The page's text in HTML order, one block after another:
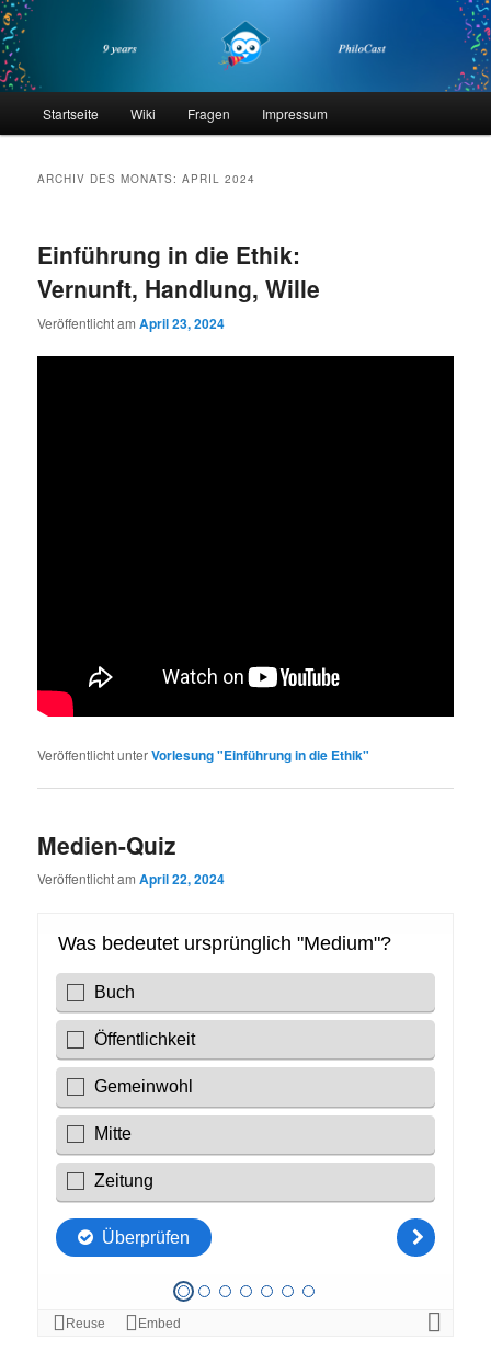
Zum
primären
Inhalt
springen
Zum
sekundären
Inhalt
springenphilocast
Startseite Wiki Fragen Impressum
ARCHIV DES MONATS:APRIL 2024
Einführung in die Ethik:
Vernunft, Handlung, Wille
Veröffentlicht amApril 23, 2024
Veröffentlicht unterVorlesung "Einführung in die Ethik"
Medien-Quiz
Veröffentlicht amApril 22, 2024